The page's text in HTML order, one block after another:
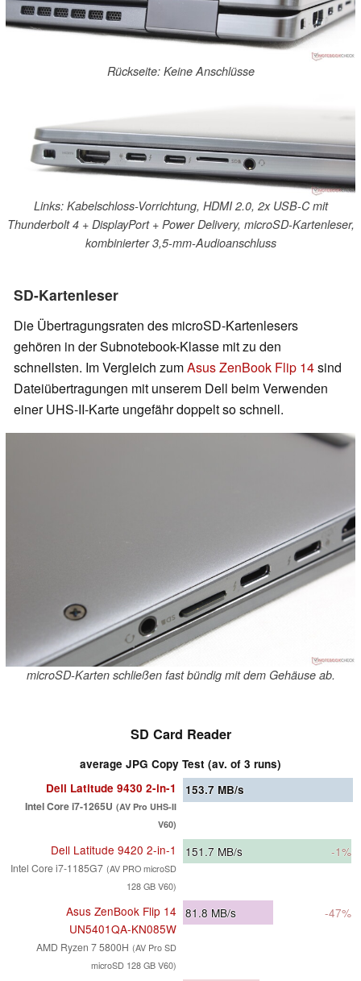
Rückseite: Keine Anschlüsse
Links: Kabelschloss-Vorrichtung, HDMI 2.0, 2x USB-C mit
Thunderbolt 4 + DisplayPort + Power Delivery, microSD-Kartenleser,
kombinierter 3,5-mm-Audioanschluss
SD-Kartenleser
Die Übertragungsraten des microSD-Kartenlesers
gehören in der Subnotebook-Klasse mit zu den
schnellsten. Im Vergleich zumAsus ZenBook Flip 14sind
Dateiübertragungen mit unserem Dell beim Verwenden
einer UHS-II-Karte ungefähr doppelt so schnell.
microSD-Karten schließen fast bündig mit dem Gehäuse ab.
SD Card Reader
average JPG Copy Test (av. of 3 runs)
Dell Latitude 9430 2-in-1
Intel Core i7-1265U (AV Pro UHS-II
V60)
153.7 MB/s
Dell Latitude 9420 2-in-1
Intel Core i7-1185G7 (AV PRO microSD
128 GB V60)
151.7 MB/s -1%
Asus ZenBook Flip 14
UN5401QA-KN085W
AMD Ryzen 7 5800H (AV Pro SD
microSD 128 GB V60)
81.8 MB/s -47%